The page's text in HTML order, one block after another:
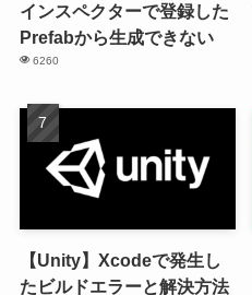
インスペクターで登録した
Prefabから生成できない
6260
【Unity】Xcodeで発生し
たビルドエラーと解決方法